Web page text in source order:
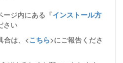
ージ内にある『インストール方
さい
合は、<こちら>にご報告くださ